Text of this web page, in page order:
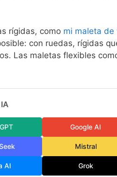
rígidas, como mi maleta de
con ruedas, rígidas
Las maletas flexibles
Google AI
Mistral
AI Grok